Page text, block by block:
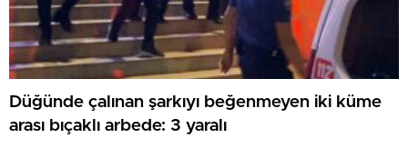
Düğünde çalınan şarkıyı beğenmeyen iki küme
arası bıçaklı arbede: 3 yaralı